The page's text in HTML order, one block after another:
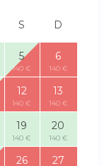
S D
5
140 €
6
140 €
12
140 €
13
140 €
19
140 €
20
140 €
26 27